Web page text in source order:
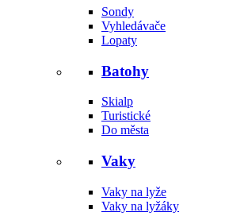
Sondy
Vyhledávače
Lopaty
Batohy
Skialp
Turistické
Do města
Vaky
Vaky na lyže
Vaky na lyžáky